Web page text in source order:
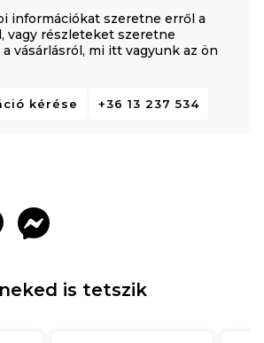
információkat szeretne erről a
vagy részleteket szeretne
vásárlásról, mi itt vagyunk az ön
kérése +36 13 237 534
is tetszik